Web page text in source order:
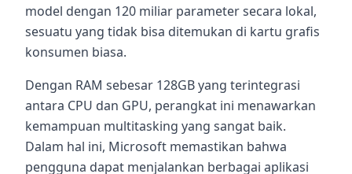
model dengan 120 miliar parameter secara lokal,
sesuatu yang tidak bisa ditemukan di kartu grafis
konsumen biasa.
Dengan RAM sebesar 128GB yang terintegrasi
antara CPU dan GPU, perangkat ini menawarkan
kemampuan multitasking yang sangat baik.
Dalam hal ini, Microsoft memastikan bahwa
pengguna dapat menjalankan berbagai aplikasi